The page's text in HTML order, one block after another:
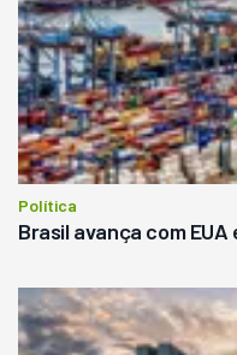
Política
Brasil avança com